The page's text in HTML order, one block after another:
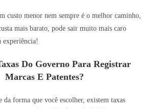
custo menor nem sempre é o melhor caminho,
mais barato, pode sair muito mais caro
experiência!
Do Governo Para Registrar
Marcas E Patentes?
da forma que você escolher, existem taxas